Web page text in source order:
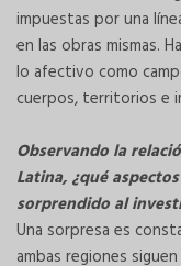
impuestas por una
en las obras mismas.
lo afectivo como
cuerpos, territorios e
Observando la
Latina, ¿qué
sorprendido al
Una sorpresa es
ambas regiones